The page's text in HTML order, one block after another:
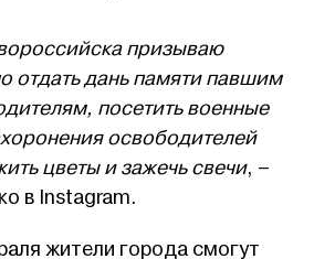
призываю
отдать дань памяти павшим
посетить военные
освободителей
цветы и зажечь свечи, –
в Instagram.
жители города смогут